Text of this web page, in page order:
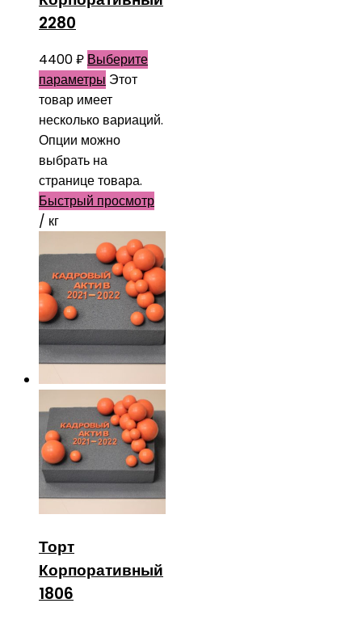
2280
4400₽ Выберите
параметры Этот
товар имеет
несколько вариаций.
Опции можно
выбрать на
странице товара.
Быстрый просмотр
/ кг
Торт
Корпоративный
1806